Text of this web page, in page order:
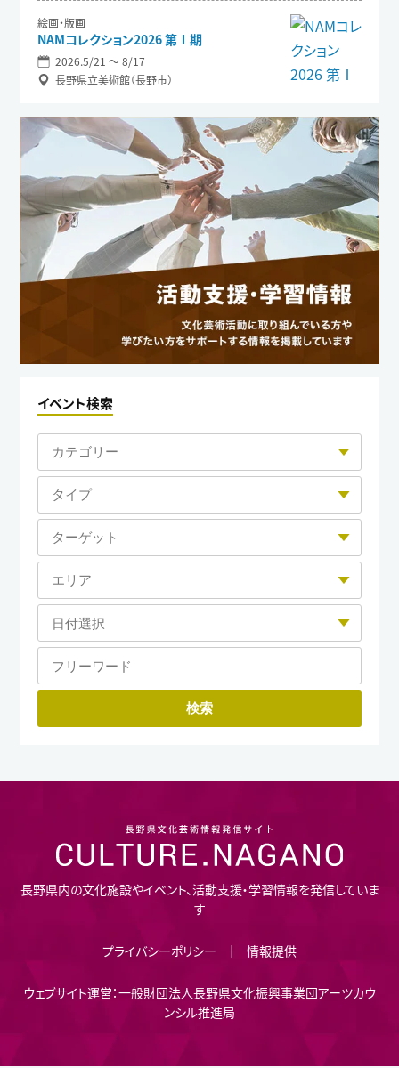
絵画・版画
NAMコレクション2026 第Ⅰ期
2026.5/21 〜 8/17
長野県立美術館（長野市）
イベント検索
長野県内の文化施設やイベント、活動支援・学習情報を発信していま
す
プライバシーポリシー 情報提供
ウェブサイト運営：一般財団法人長野県文化振興事業団アーツカウ
ンシル推進局